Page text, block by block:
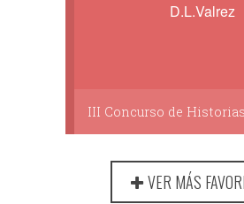
D.L.Valrez
III Concurso de
VER MÁS